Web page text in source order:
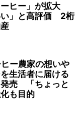
ーヒー」が拡大
い」と高評価 2桁
ー農家の想いや
生活者に届ける
発売 「ちょっと
も目的